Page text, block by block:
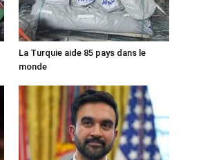
La Turquie aide 85 pays dans le
monde